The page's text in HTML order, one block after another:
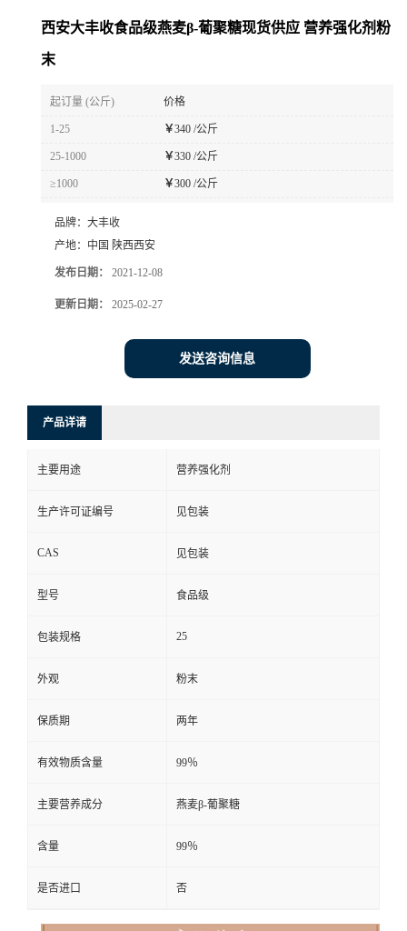
西安大丰收食品级燕麦β-葡聚糖现货供应 营养强化剂粉
末
起订量 (公斤) 价格
1-25 ￥340 /公斤
25-1000 ￥330 /公斤
≥1000 ￥300 /公斤
品牌： 大丰收
产地： 中国 陕西西安
发布日期： 2021-12-08
更新日期： 2025-02-27
发送咨询信息
产品详请
主要用途 营养强化剂
生产许可证编号 见包装
CAS 见包装
型号 食品级
包装规格 25
外观 粉末
保质期 两年
有效物质含量 99％
主要营养成分 燕麦β-葡聚糖
含量 99％
是否进口 否